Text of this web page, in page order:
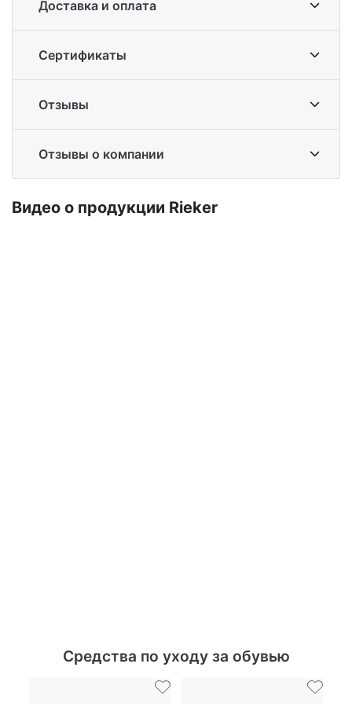
Доставка и оплата
Сертификаты
Отзывы
Отзывы о компании
Ви­део о про­дук­ции Ri­eker
Средства по уходу за обувью